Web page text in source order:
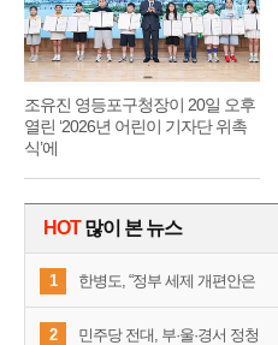
조유진 영등포구청장이 20일 오후
열린 ‘2026년 어린이 기자단 위촉
식’에
HOT많이 본 뉴스
1 한병도, “정부 세제 개편안은
2 민주당 전대, 부·울·경서 정청